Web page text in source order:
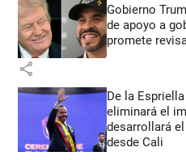
Gobierno
de apoyo a
promete
share
De la
eliminará el
desarrollará
desde Cali